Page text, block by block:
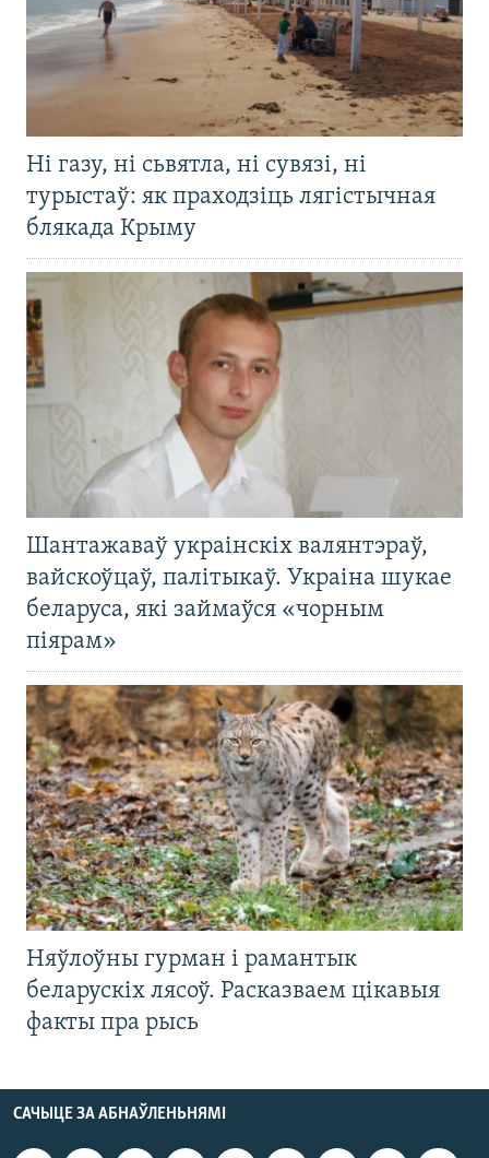
Ні газу, ні сьвятла, ні сувязі, ні
турыстаў: як праходзіць лягістычная
блякада Крыму
Шантажаваў украінскіх валянтэраў,
вайскоўцаў, палітыкаў. Украіна шукае
беларуса, які займаўся «чорным
піярам»
Няўлоўны гурман і рамантык
беларускіх лясоў. Расказваем цікавыя
факты пра рысь
САЧЫЦЕ ЗА АБНАЎЛЕНЬНЯМІ